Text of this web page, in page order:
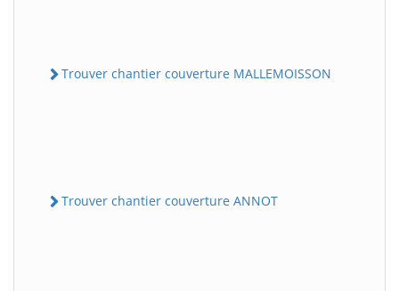
Trouver chantier couverture MALLEMOISSON
Trouver chantier couverture ANNOT